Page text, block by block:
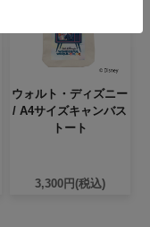
ウォルト・ディズニー
/ A4サイズキャンバス
トート
3,300円(税込)